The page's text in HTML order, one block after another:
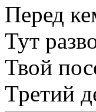
Перед
Тут
Твой
Третий